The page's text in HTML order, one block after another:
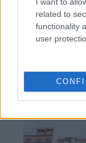
related to
functionality
user
Τζέφρι
Μάριους